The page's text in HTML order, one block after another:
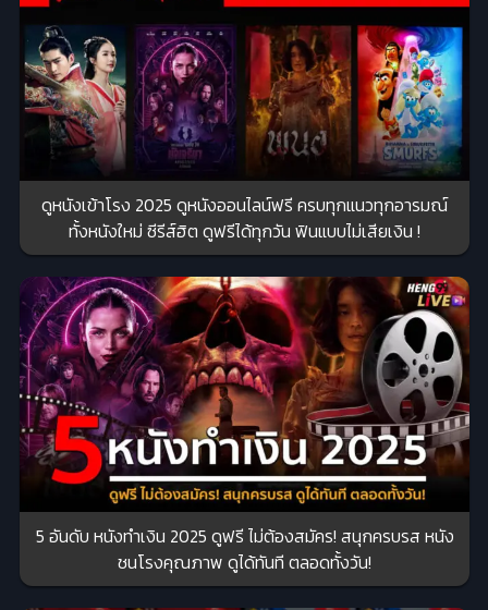
ดูหนังเข้าโรง 2025 ดูหนังออนไลน์ฟรี ครบทุกแนวทุกอารมณ์
ทั้งหนังใหม่ ซีรีส์ฮิต ดูฟรีได้ทุกวัน ฟินแบบไม่เสียเงิน !
5 อันดับ หนังทำเงิน 2025 ดูฟรี ไม่ต้องสมัคร! สนุกครบรส หนัง
ชนโรงคุณภาพ ดูได้ทันที ตลอดทั้งวัน!